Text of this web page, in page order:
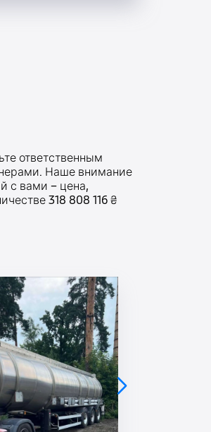
ответственным
Наше внимание
с вами – цена,
318 808 116 ₴